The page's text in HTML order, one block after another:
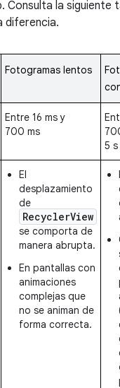
Consulta la siguiente
diferencia.
Fotogramas lentos
Entre 16 ms y
700 ms
5 s
El
desplazamiento
de
RecyclerView
se comporta de
manera abrupta.
En pantallas con
animaciones
complejas que
no se animan de
forma correcta.